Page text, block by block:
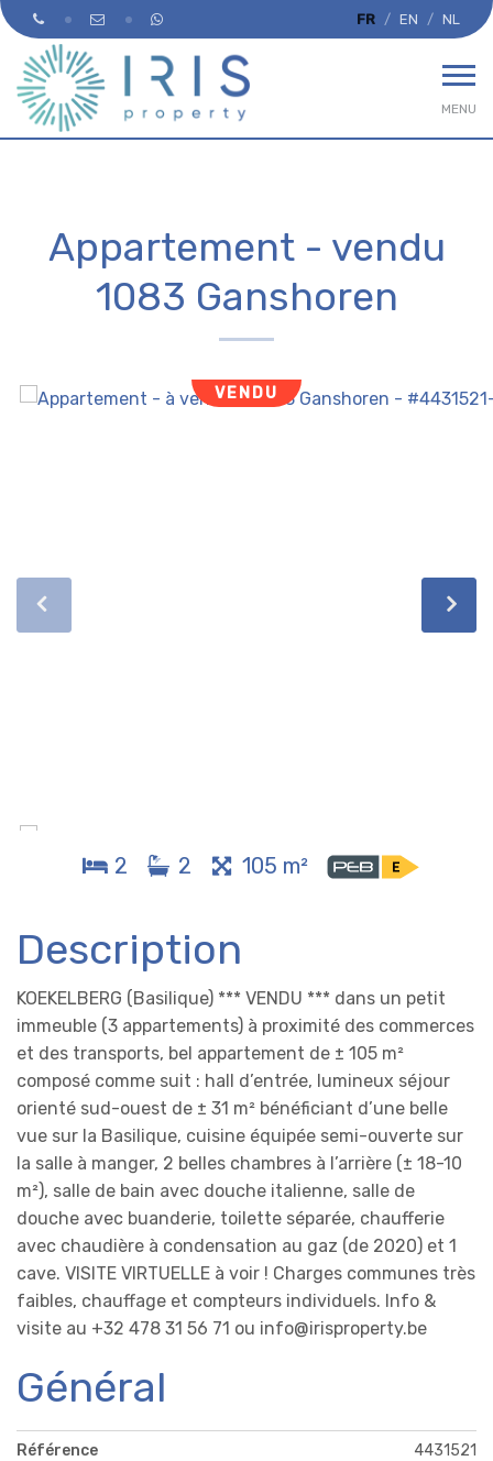
FR EN NL
MENU
Appartement - vendu
1083 Ganshoren
VENDU
2 2 105 m²
Description
KOEKELBERG (Basilique) *** VENDU *** dans un petit
immeuble (3 appartements) à proximité des commerces
et des transports, bel appartement de ± 105 m²
composé comme suit : hall d’entrée, lumineux séjour
orienté sud-ouest de ± 31 m² bénéficiant d’une belle
vue sur la Basilique, cuisine équipée semi-ouverte sur
la salle à manger, 2 belles chambres à l’arrière (± 18-10
m²), salle de bain avec douche italienne, salle de
douche avec buanderie, toilette séparée, chaufferie
avec chaudière à condensation au gaz (de 2020) et 1
cave. VISITE VIRTUELLE à voir ! Charges communes très
faibles, chauffage et compteurs individuels. Info &
visite au +32 478 31 56 71 ou info@irisproperty.be
Général
Référence 4431521